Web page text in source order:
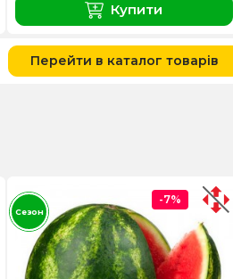
Купити
Перейти в каталог товарів
-7%
Сезон